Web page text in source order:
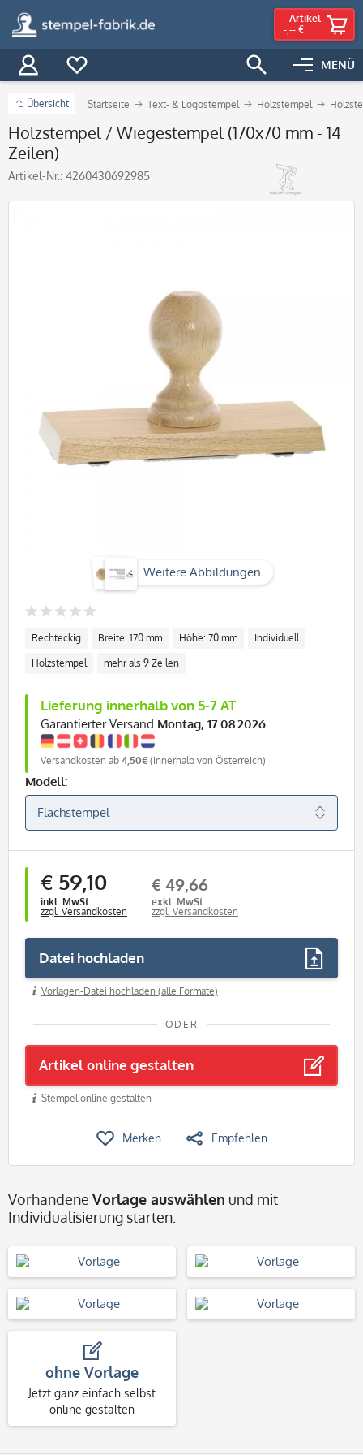
MENÜ
- Artikel
-,-- €
Übersicht Startseite Text- & Logostempel Holzstempel
Holzstempel / Wiegestempel (170x70 mm - 14
Zeilen)
Artikel-Nr.: 4260430692985
Weitere Abbildungen
Rechteckig Breite: 170 mm Höhe: 70 mm Individuell
Holzstempel mehr als 9 Zeilen
Lieferung innerhalb von 5-7 AT
Garantierter Versand Montag, 17.08.2026
Versandkosten ab 4,50€ (innerhalb von Österreich)
Modell:
€ 59,10
inkl. MwSt.
zzgl. Versandkosten
€ 49,66
exkl. MwSt.
zzgl. Versandkosten
Datei hochladen
Vorlagen-Datei hochladen (alle Formate)
ODER
Artikel online gestalten
Stempel online gestalten
Merken Empfehlen
Vorhandene Vorlage auswählen und mit
Individualisierung starten:
ohne Vorlage
Jetzt ganz einfach selbst
online gestalten